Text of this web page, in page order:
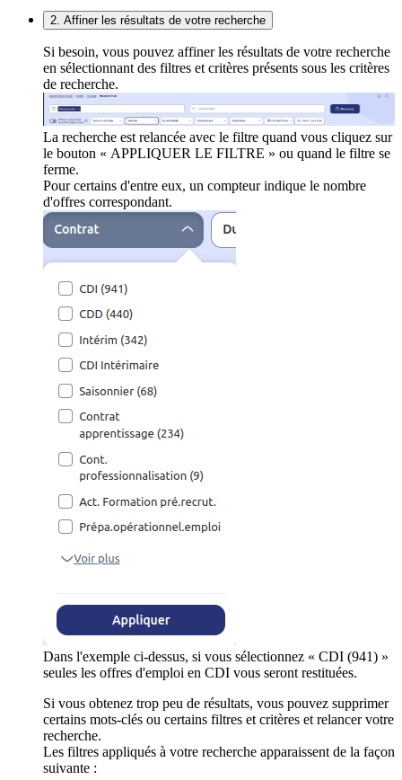
2. Affiner les résultats de votre recherche
Si besoin, vous pouvez affiner les résultats de votre recherche
en sélectionnant des filtres et critères présents sous les critères
de recherche.
La recherche est relancée avec le filtre quand vous cliquez sur
le bouton « APPLIQUER LE FILTRE » ou quand le filtre se
ferme.
Pour certains d'entre eux, un compteur indique le nombre
d'offres correspondant.
Dans l'exemple ci-dessus, si vous sélectionnez « CDI (941) »
seules les offres d'emploi en CDI vous seront restituées.
Si vous obtenez trop peu de résultats, vous pouvez supprimer
certains mots-clés ou certains filtres et critères et relancer votre
recherche.
Les filtres appliqués à votre recherche apparaissent de la façon
suivante :